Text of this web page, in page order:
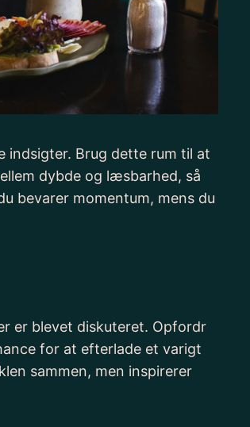
indsigter. Brug dette rum til at
dybde og læsbarhed, så
bevarer momentum, mens du
er blevet diskuteret. Opfordr
for at efterlade et varigt
sammen, men inspirerer